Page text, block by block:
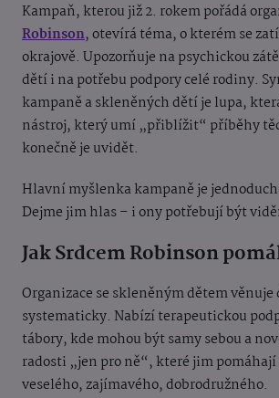
Kampaň, kterou již 2. rokem pořádá
Robinson, otevírá téma, o kterém se
okrajově. Upozorňuje na psychickou
dětí i na potřebu podpory celé rodiny.
kampaně a skleněných dětí je lupa,
nástroj, který umí „přiblížit“ příběhy
konečně je uvidět.
Hlavní myšlenka kampaně je
Dejme jim hlas – i ony potřebují být
Jak Srdcem Robinson
Organizace se skleněným dětem věnuje
systematicky. Nabízí terapeutickou
tábory, kde mohou být samy sebou a
radosti „jen pro ně“, které jim pomáhají
veselého, zajímavého, dobrodružného.